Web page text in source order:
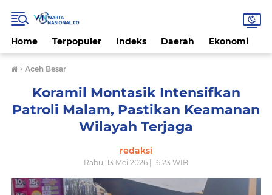
Home Terpopuler Indeks Daerah Ekonomi
› Aceh Besar
Koramil Montasik Intensifkan
Patroli Malam, Pastikan Keamanan
Wilayah Terjaga
redaksi
Rabu, 13 Mei 2026 | 16.23 WIB